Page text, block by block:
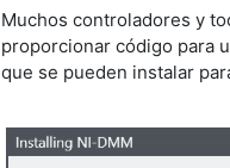
Muchos controladores y
proporcionar código para
que se pueden instalar